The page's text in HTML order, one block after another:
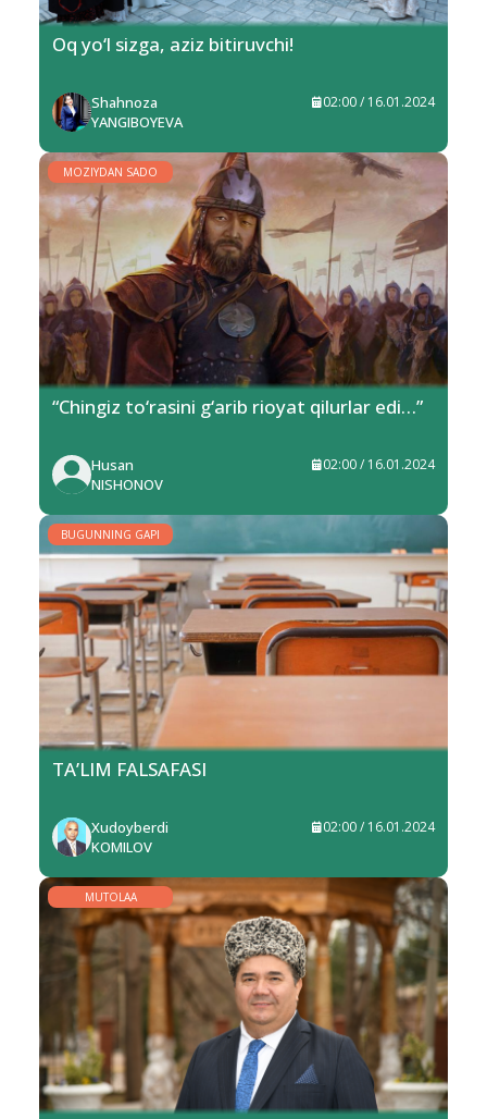
Oq yo‘l sizga, aziz bitiruvchi!
Shahnoza
YANGIBOYEVA
02:00 / 16.01.2024
MOZIYDAN SADO
“Chingiz to‘rasini g‘arib rioyat qilurlar edi…”
Husan
NISHONOV
02:00 / 16.01.2024
BUGUNNING GAPI
TA’LIM FALSAFASI
Xudoyberdi
KOMILOV
02:00 / 16.01.2024
MUTOLAA